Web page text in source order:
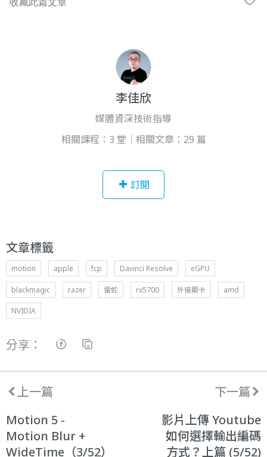
李佳欣
媒體資深技術指導
相關課程：3 堂｜相關文章：29 篇
訂閱
文章標籤
motion apple fcp Davinci Resolve eGPU
blackmagic razer 雷蛇 rx5700 外接顯卡 amd
NVIDIA
分享：
上一篇
Motion 5 -
Motion Blur +
WideTime（3/52）
下一篇
影片上傳 Youtube
如何選擇輸出編碼
方式？上篇 (5/52)